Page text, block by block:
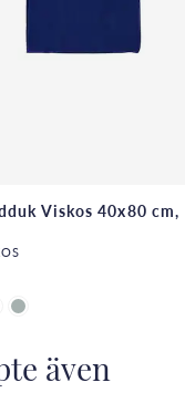
Viskos 40x80 cm,
även